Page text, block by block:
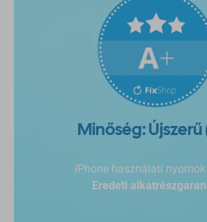
Minőség: Újszerű
iPhone használati
Eredeti